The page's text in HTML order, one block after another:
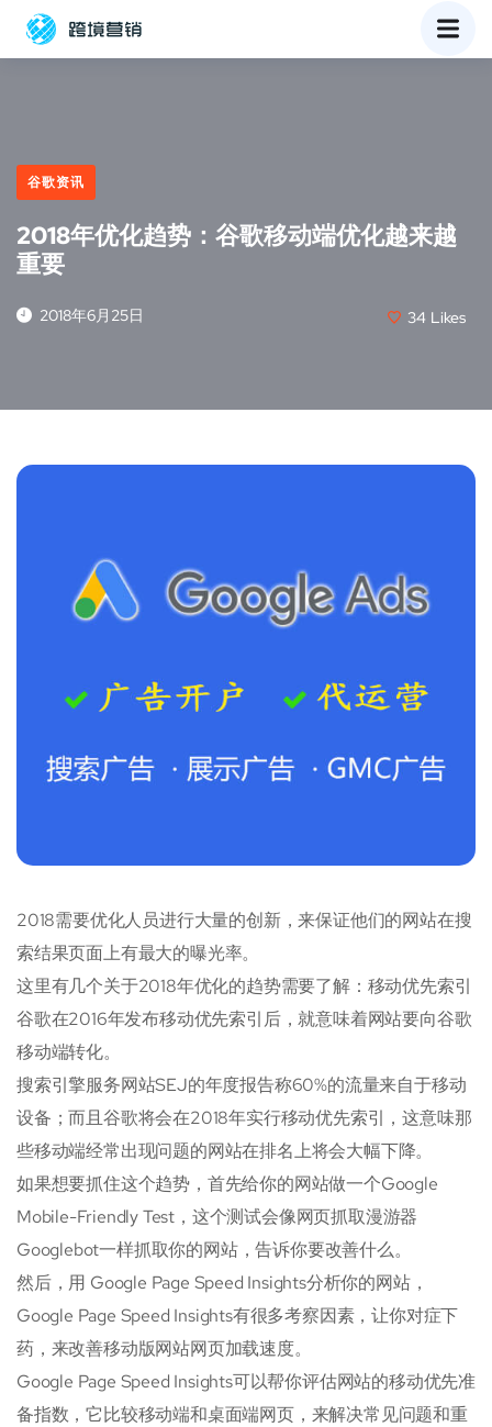
谷歌资讯
2018年优化趋势：谷歌移动端优化越来越
重要
2018年6月25日 34 Likes
2018需要优化人员进行大量的创新，来保证他们的网站在搜
索结果页面上有最大的曝光率。
这里有几个关于2018年优化的趋势需要了解：移动优先索引
谷歌在2016年发布移动优先索引后，就意味着网站要向谷歌
移动端转化。
搜索引擎服务网站SEJ的年度报告称60%的流量来自于移动
设备；而且谷歌将会在2018年实行移动优先索引，这意味那
些移动端经常出现问题的网站在排名上将会大幅下降。
如果想要抓住这个趋势，首先给你的网站做一个Google
Mobile-Friendly Test，这个测试会像网页抓取漫游器
Googlebot一样抓取你的网站，告诉你要改善什么。
然后，用 Google Page Speed Insights分析你的网站，
Google Page Speed Insights有很多考察因素，让你对症下
药，来改善移动版网站网页加载速度。
Google Page Speed Insights可以帮你评估网站的移动优先准
备指数，它比较移动端和桌面端网页，来解决常见问题和重